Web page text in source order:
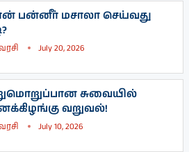
பன்னீர் மசாலா செய்வது
July 20, 2026
சுவையில்
வறுவல்!
July 10, 2026